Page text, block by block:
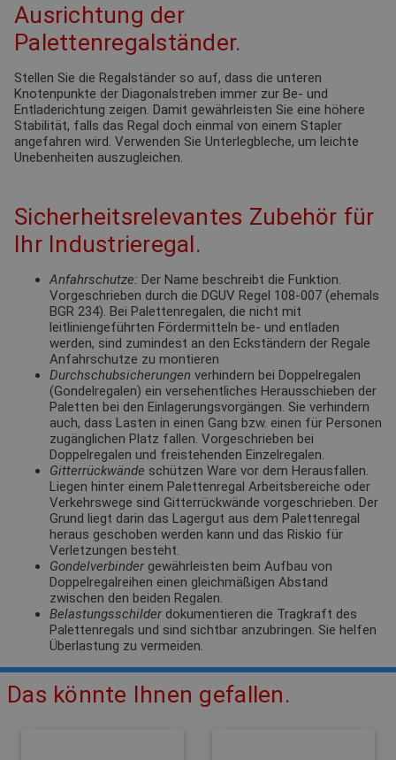
Ausrichtung der
Palettenregalständer.
Stellen Sie die Regalständer so auf, dass die unteren
Knotenpunkte der Diagonalstreben immer zur Be- und
Entladerichtung zeigen. Damit gewährleisten Sie eine höhere
Stabilität, falls das Regal doch einmal von einem Stapler
angefahren wird. Verwenden Sie Unterlegbleche, um leichte
Unebenheiten auszugleichen.
Sicherheitsrelevantes Zubehör für
Ihr Industrieregal.
Anfahrschutze: Der Name beschreibt die Funktion.
Vorgeschrieben durch die DGUV Regel 108-007 (ehemals
BGR 234). Bei Palettenregalen, die nicht mit
leitliniengeführten Fördermitteln be- und entladen
werden, sind zumindest an den Eckständern der Regale
Anfahrschutze zu montieren
Durchschubsicherungen verhindern bei Doppelregalen
(Gondelregalen) ein versehentliches Herausschieben der
Paletten bei den Einlagerungsvorgängen. Sie verhindern
auch, dass Lasten in einen Gang bzw. einen für Personen
zugänglichen Platz fallen. Vorgeschrieben bei
Doppelregalen und freistehenden Einzelregalen.
Gitterrückwände schützen Ware vor dem Herausfallen.
Liegen hinter einem Palettenregal Arbeitsbereiche oder
Verkehrswege sind Gitterrückwände vorgeschrieben. Der
Grund liegt darin das Lagergut aus dem Palettenregal
heraus geschoben werden kann und das Riskio für
Verletzungen besteht.
Gondelverbinder gewährleisten beim Aufbau von
Doppelregalreihen einen gleichmäßigen Abstand
zwischen den beiden Regalen.
Belastungsschilder dokumentieren die Tragkraft des
Palettenregals und sind sichtbar anzubringen. Sie helfen
Überlastung zu vermeiden.
Das könnte Ihnen gefallen.